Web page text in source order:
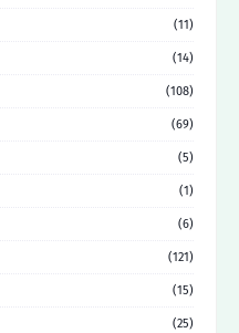
(11)
(14)
(108)
(69)
(5)
(1)
(6)
(121)
(15)
(25)